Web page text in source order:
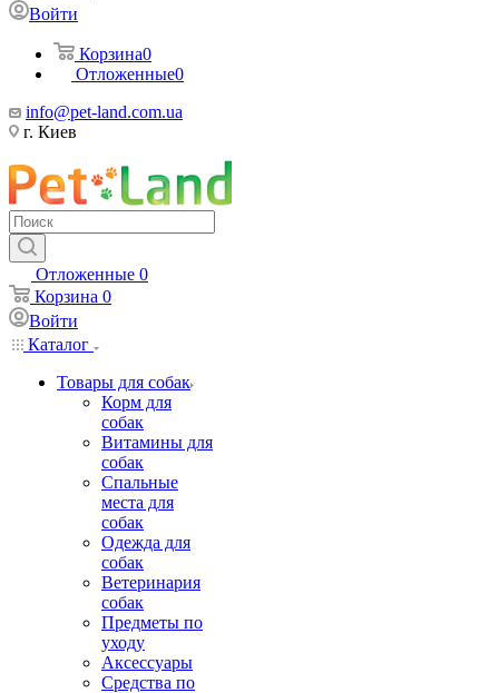
Войти
Корзина0
Отложенные0
info@pet-land.com.ua
г. Киев
Отложенные 0
Корзина 0
Войти
Каталог
Товары для собак
Корм для
собак
Витамины для
собак
Спальные
места для
собак
Одежда для
собак
Ветеринария
собак
Предметы по
уходу
Аксессуары
Средства по